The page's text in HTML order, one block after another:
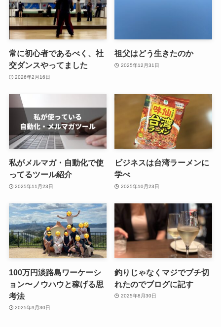
常に初心者であるべく、社
交ダンスやってました
2026年2月16日
祖父はどう生きたのか
2025年12月31日
私がメルマガ・自動化で使
ってるツール紹介
2025年11月23日
ビジネスは台湾ラーメンに
学べ
2025年10月23日
100万円淡路島ワーケーシ
ョン〜ノウハウと稼げる思
考法
2025年9月30日
釣りじゃなくマジでブチ切
れたのでブログに記す
2025年8月30日